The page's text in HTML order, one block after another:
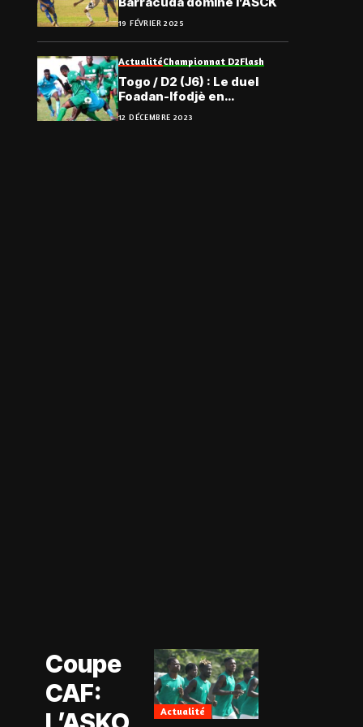
19 FÉVRIER 2025
ActualitéChampionnat D2Flash
Togo / D2 (J6) : Le duel
Foadan-Ifodjè en
attraction, le programme
complet
12 DÉCEMBRE 2023
Coupe
CAF:
Actualité